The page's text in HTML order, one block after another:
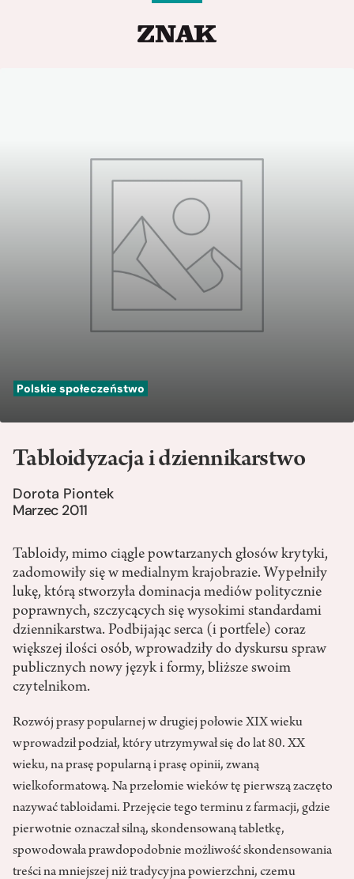
Polskie społeczeństwo
Tabloidyzacja i dziennikarstwo
Dorota Piontek
Marzec 2011
Tabloidy, mimo ciągle powtarzanych głosów krytyki,
zadomowiły się w medialnym krajobrazie. Wypełniły
lukę, którą stworzyła dominacja mediów politycznie
poprawnych, szczycących się wysokimi standardami
dziennikarstwa. Podbijając serca (i portfele) coraz
większej ilości osób, wprowadziły do dyskursu spraw
publicznych nowy język i formy, bliższe swoim
czytelnikom.
Rozwój prasy popularnej w drugiej połowie XIX wieku
wprowadził podział, który utrzymywał się do lat 80. XX
wieku, na prasę popularną i prasę opinii, zwaną
wielkoformatową. Na przełomie wieków tę pierwszą zaczęto
nazywać tabloidami. Przejęcie tego terminu z farmacji, gdzie
pierwotnie oznaczał silną, skondensowaną tabletkę,
spowodowała prawdopodobnie możliwość skondensowania
treści na mniejszej niż tradycyjna powierzchni, czemu